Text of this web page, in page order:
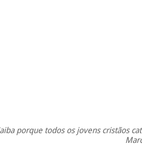
porque todos os jovens cristãos